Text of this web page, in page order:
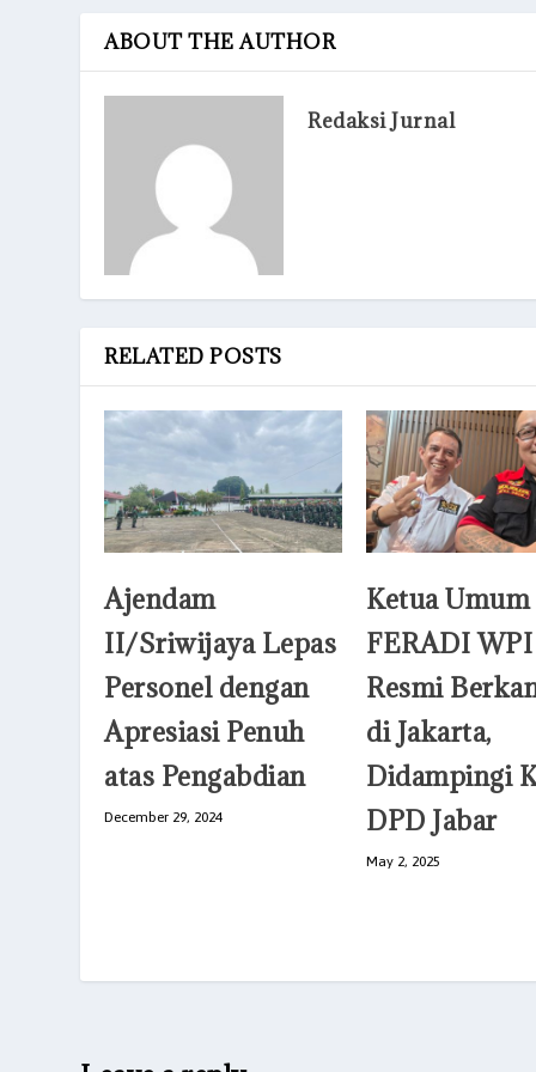
ABOUT THE AUTHOR
Redaksi Jurnal
RELATED POSTS
Ajendam
II/Sriwijaya Lepas
Personel dengan
Apresiasi Penuh
atas Pengabdian
December 29, 2024
Ketua Umum
FERADI WPI
Resmi
di Jakarta,
Didampingi
DPD Jabar
May 2, 2025